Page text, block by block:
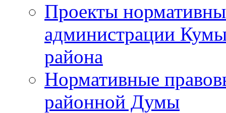
Проекты
администрации
района
Нормативные
районной Думы